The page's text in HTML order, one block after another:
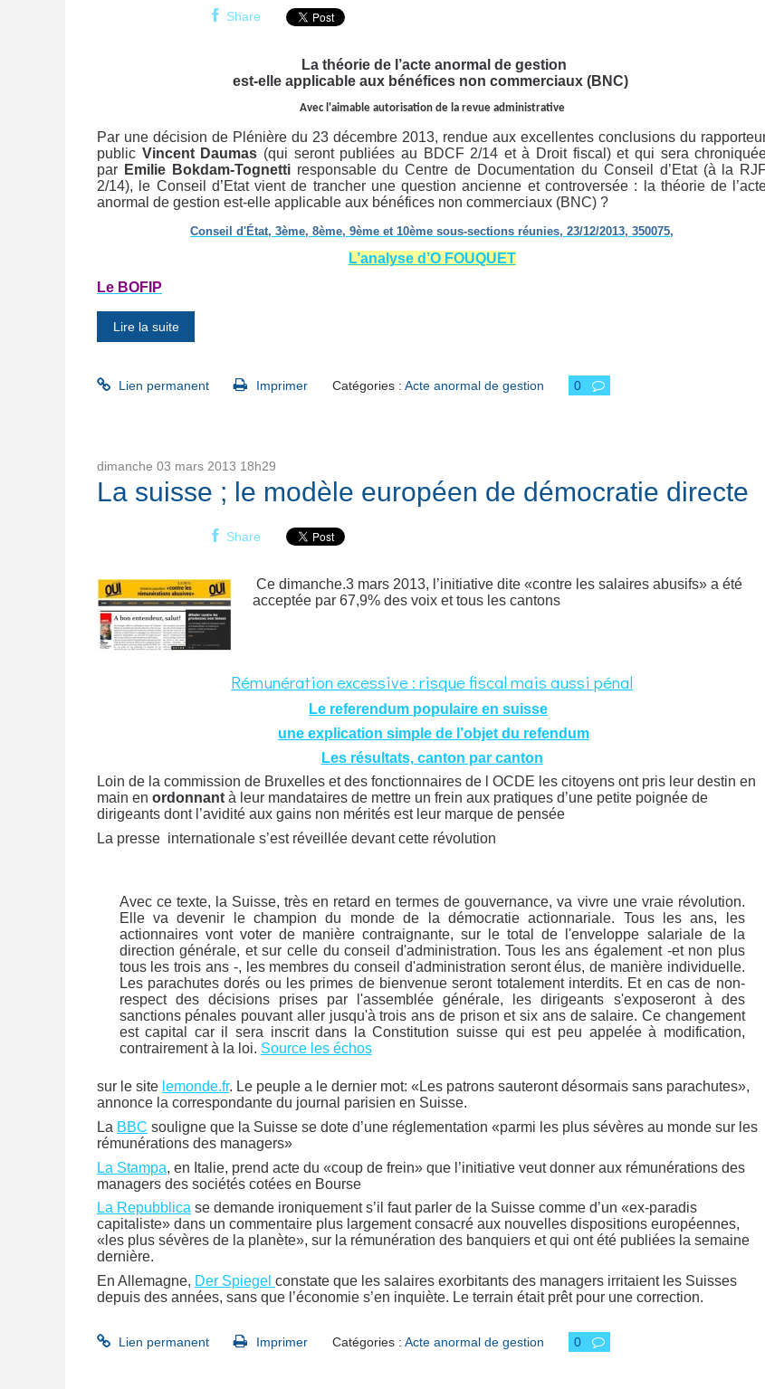
Share
La théorie de l’acte anormal de gestion
est-elle applicable aux bénéfices non commerciaux (BNC)
Avec l'aimable autorisation de la revue administrative
Par une décision de Plénière du 23 décembre 2013, rendue aux excellentes conclusions du
public Vincent Daumas (qui seront publiées au BDCF 2/14 et à Droit fiscal) et qui sera
par Emilie Bokdam-Tognettiresponsable du Centre de Documentation du Conseil d’Etat (à la
2/14), le Conseil d’Etat vient de trancher une question ancienne et controversée : la théorie de
anormal de gestion est-elle applicable aux bénéfices non commerciaux (BNC) ?
Conseil d'État, 3ème, 8ème, 9ème et 10ème sous-sections réunies, 23/12/2013, 350075,
L’analyse d’O FOUQUET
Le BOFIP
Lire la suite
Lien permanent Imprimer Catégories : Acte anormal de gestion 0
dimanche 03 mars 2013 18h29
La suisse ; le modèle européen de démocratie directe
Share
Ce dimanche.3 mars 2013, l’initiative dite «contre les salaires abusifs» a été
acceptée par 67,9% des voix et tous les cantons
Rémunération excessive : risque fiscal mais aussi pénal
Le referendum populaire en suisse
une explication simple de l’objet du refendum
Les résultats, canton par canton
Loin de la commission de Bruxelles et des fonctionnaires de l OCDE les citoyens ont pris leur destin en
main en ordonnant à leur mandataires de mettre un frein aux pratiques d’une petite poignée de
dirigeants dont l’avidité aux gains non mérités est leur marque de pensée
La presse internationale s’est réveillée devant cette révolution
Avec ce texte, la Suisse, très en retard en termes de gouvernance, va vivre une vraie révolution.
Elle va devenir le champion du monde de la démocratie actionnariale. Tous les ans, les
actionnaires vont voter de manière contraignante, sur le total de l'enveloppe salariale de la
direction générale, et sur celle du conseil d'administration. Tous les ans également -et non plus
tous les trois ans -, les membres du conseil d'administration seront élus, de manière individuelle.
Les parachutes dorés ou les primes de bienvenue seront totalement interdits. Et en cas de non-
respect des décisions prises par l'assemblée générale, les dirigeants s'exposeront à des
sanctions pénales pouvant aller jusqu'à trois ans de prison et six ans de salaire. Ce changement
est capital car il sera inscrit dans la Constitution suisse qui est peu appelée à modification,
contrairement à la loi. Source les échos
sur le site lemonde.fr. Le peuple a le dernier mot: «Les patrons sauteront désormais sans parachutes»,
annonce la correspondante du journal parisien en Suisse.
La BBC souligne que la Suisse se dote d’une réglementation «parmi les plus sévères au monde sur les
rémunérations des managers»
La Stampa, en Italie, prend acte du «coup de frein» que l’initiative veut donner aux rémunérations des
managers des sociétés cotées en Bourse
La Repubblica se demande ironiquement s’il faut parler de la Suisse comme d’un «ex-paradis
capitaliste» dans un commentaire plus largement consacré aux nouvelles dispositions européennes,
«les plus sévères de la planète», sur la rémunération des banquiers et qui ont été publiées la semaine
dernière.
En Allemagne, Der Spiegel constate que les salaires exorbitants des managers irritaient les Suisses
depuis des années, sans que l’économie s’en inquiète. Le terrain était prêt pour une correction.
Lien permanent Imprimer Catégories : Acte anormal de gestion 0